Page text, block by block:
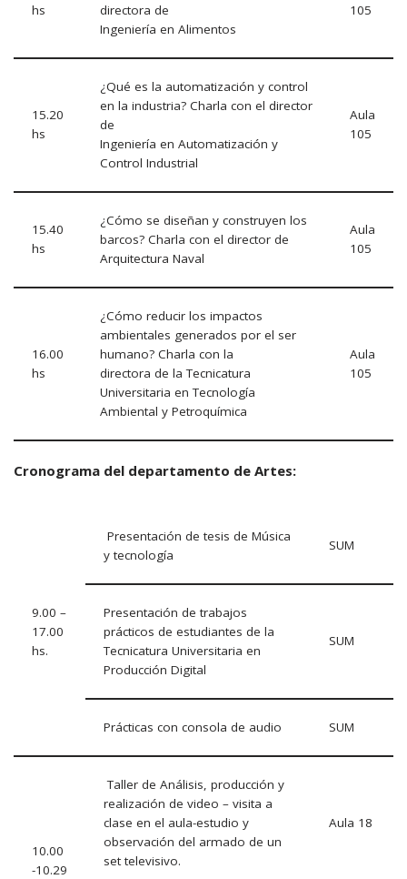
hs
directora de
Ingeniería en Alimentos
105
15.20
hs
¿Qué es la automatización y control
en la industria? Charla con el director
de
Ingeniería en Automatización y
Control Industrial
Aula
105
15.40
hs
¿Cómo se diseñan y construyen los
barcos? Charla con el director de
Arquitectura Naval
Aula
105
16.00
hs
¿Cómo reducir los impactos
ambientales generados por el ser
humano? Charla con la
directora de la Tecnicatura
Universitaria en Tecnología
Ambiental y Petroquímica
Aula
105
Cronograma del departamento de Artes:
9.00 –
17.00
hs.
Presentación de tesis de Música
y tecnología
SUM
Presentación de trabajos
prácticos de estudiantes de la
Tecnicatura Universitaria en
Producción Digital
SUM
Prácticas con consola de audio SUM
10.00
-10.29
Taller de Análisis, producción y
realización de video – visita a
clase en el aula-estudio y
observación del armado de un
set televisivo.
Aula 18